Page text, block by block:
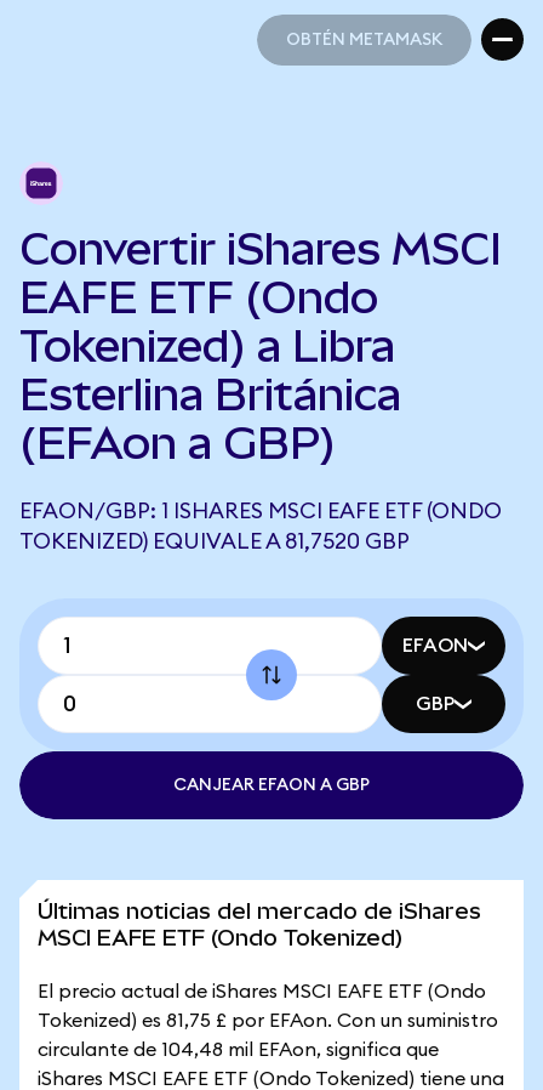
OBTÉN METAMASK
Convertir iShares MSCI
EAFE ETF (Ondo
Tokenized) a Libra
Esterlina Británica
(EFAon a GBP)
EFAON/GBP: 1 ISHARES MSCI EAFE ETF (ONDO
TOKENIZED) EQUIVALE A 81,7520 GBP
EFAON
GBP
CANJEAR EFAON A GBP
Últimas noticias del mercado de iShares
MSCI EAFE ETF (Ondo Tokenized)
El precio actual de iShares MSCI EAFE ETF (Ondo
Tokenized) es 81,75 £ por EFAon. Con un suministro
circulante de 104,48 mil EFAon, significa que
iShares MSCI EAFE ETF (Ondo Tokenized) tiene una